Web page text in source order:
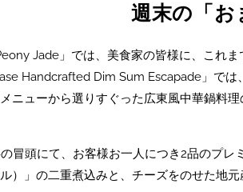
週末の「お
Jade」では、美食家の皆様に、これ
Handcrafted Dim Sum Escapade」では
ニューから選りすぐった広東風中華鍋料
冒頭にて、お客様お一人につき2品のプレ
）」の二重煮込みと、チーズをのせた地